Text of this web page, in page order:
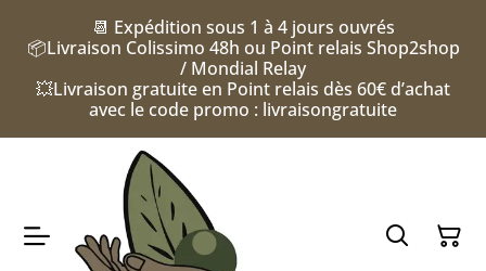
📆 Expédition sous 1 à 4 jours ouvrés
📦Livraison Colissimo 48h ou Point relais Shop2shop
/ Mondial Relay
💥Livraison gratuite en Point relais dès 60€ d’achat
avec le code promo : livraisongratuite